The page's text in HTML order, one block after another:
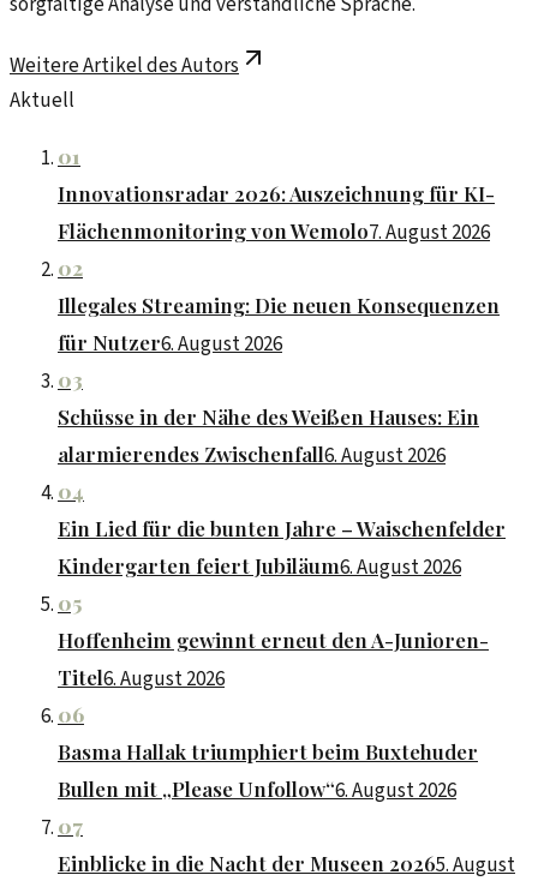
Weitere Artikel des Autors
Aktuell
01
Innovationsradar 2026: Auszeichnung für KI-
Flächenmonitoring von Wemolo7. August 2026
02
Illegales Streaming: Die neuen Konsequenzen
für Nutzer6. August 2026
03
Schüsse in der Nähe des Weißen Hauses: Ein
alarmierendes Zwischenfall6. August 2026
04
Ein Lied für die bunten Jahre – Waischenfelder
Kindergarten feiert Jubiläum6. August 2026
05
Hoffenheim gewinnt erneut den A-Junioren-
Titel6. August 2026
06
Basma Hallak triumphiert beim Buxtehuder
Bullen mit „Please Unfollow“6. August 2026
07
Einblicke in die Nacht der Museen 20265. August